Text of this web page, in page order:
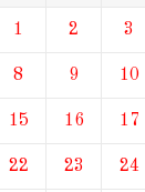
1 2 3
8 9 10
15 16 17
22 23 24